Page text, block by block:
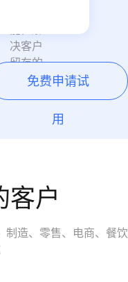
决客户
留存的
核心问
细案例
免费申请试
用
客户
制造、零售、电商、餐饮